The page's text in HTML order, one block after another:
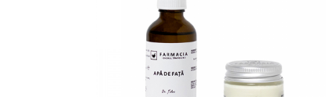
PREPARATE DERMATOLOGICE